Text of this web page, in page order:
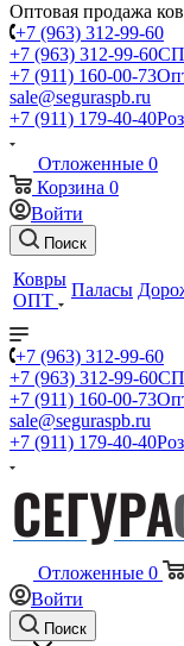
Оптовая продажа
+7 (963) 312-99-60
+7 (963) 312-99-60
+7 (911) 160-00-73
sale@seguraspb.ru
+7 (911) 179-40-40
Отложенные 0
Корзина 0
Войти
Поиск
Ковры
ОПТ
Паласы
+7 (963) 312-99-60
+7 (963) 312-99-60
+7 (911) 160-00-73
sale@seguraspb.ru
+7 (911) 179-40-40
Отложенные 0
Войти
Поиск